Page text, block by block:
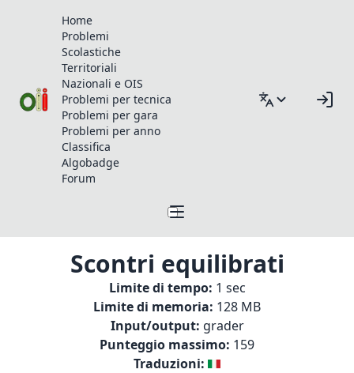
Home
Problemi
Scolastiche
Territoriali
Nazionali e OIS
Problemi per tecnica
Problemi per gara
Problemi per anno
Classifica
Algobadge
Forum
Scontri equilibrati
Limite di tempo: 1 sec
Limite di memoria: 128 MB
Input/output: grader
Punteggio massimo: 159
Traduzioni: